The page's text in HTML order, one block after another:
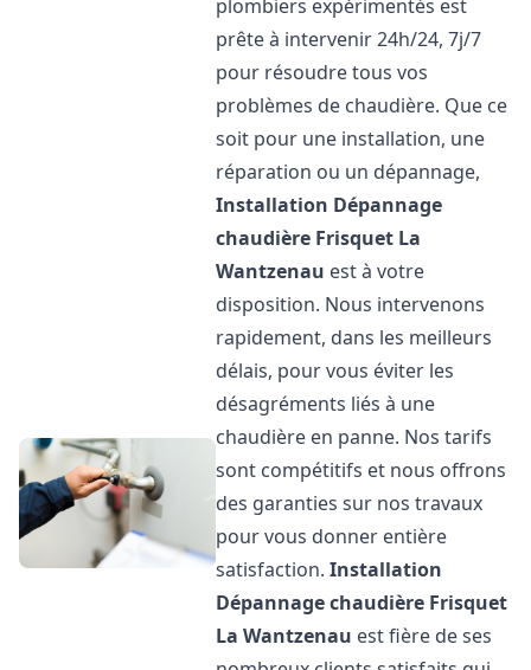
plombiers expérimentés est
prête à intervenir 24h/24, 7j/7
pour résoudre tous vos
problèmes de chaudière. Que ce
soit pour une installation, une
réparation ou un dépannage,
Installation Dépannage
chaudière Frisquet La
Wantzenau est à votre
disposition. Nous intervenons
rapidement, dans les meilleurs
délais, pour vous éviter les
désagréments liés à une
chaudière en panne. Nos tarifs
sont compétitifs et nous offrons
des garanties sur nos travaux
pour vous donner entière
satisfaction.Installation
Dépannage chaudière Frisquet
La Wantzenau est fière de ses